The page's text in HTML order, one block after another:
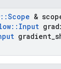
::Scope &
:: Input
gradient